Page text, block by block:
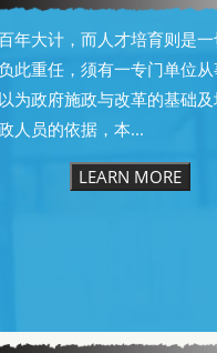
年大计，而人才培育则是
此重任，须有一专门单位
为政府施政与改革的基础
人员的依据，本...
LEARN MORE